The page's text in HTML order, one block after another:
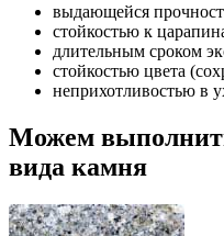
выдающейся
стойкостью к
длительным сроком
стойкостью цвета
неприхотливостью в
Можем
вида камня